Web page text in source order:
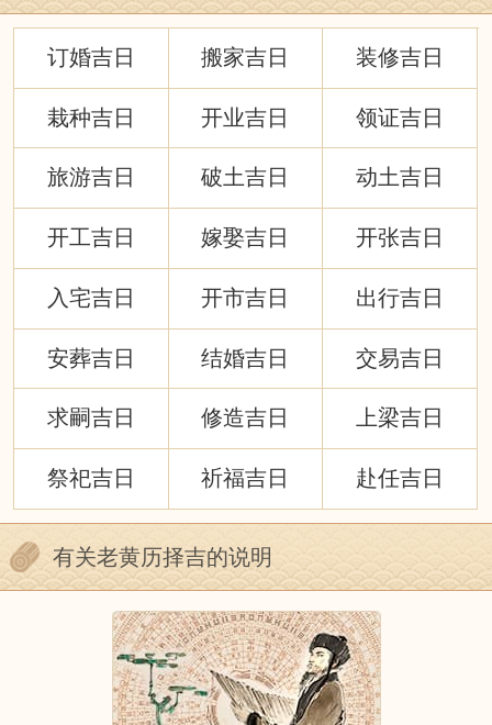
订婚吉日 搬家吉日 装修吉日
栽种吉日 开业吉日 领证吉日
旅游吉日 破土吉日 动土吉日
开工吉日 嫁娶吉日 开张吉日
入宅吉日 开市吉日 出行吉日
安葬吉日 结婚吉日 交易吉日
求嗣吉日 修造吉日 上梁吉日
祭祀吉日 祈福吉日 赴任吉日
有关老黄历择吉的说明